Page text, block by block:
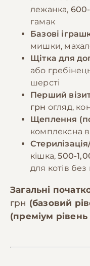
лежанка,
гамак
Базові
мишки,
Щітка для
або
шерсті
Перший
грн огляд,
Щеплення
комплексна
кішка,500-
для котів
Загальні
грн (базовий
(преміум рівень